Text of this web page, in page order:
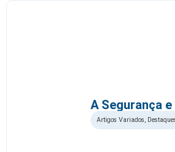
A Segurança
Artigos Variados,